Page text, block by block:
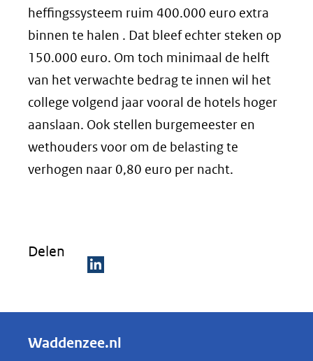
heffingssysteem ruim 400.000 euro extra
binnen te halen . Dat bleef echter steken op
150.000 euro. Om toch minimaal de helft
van het verwachte bedrag te innen wil het
college volgend jaar vooral de hotels hoger
aanslaan. Ook stellen burgemeester en
wethouders voor om de belasting te
verhogen naar 0,80 euro per nacht.
Delen
e
e
Waddenzee.nl